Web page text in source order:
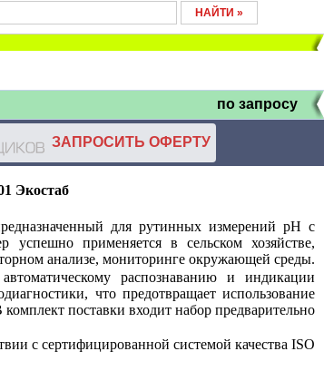
по запросу
ЗАПРОСИТЬ ОФЕРТУ
Экостаб
для рутинных измерений pH с
применяется в сельском хозяйстве,
анализе, мониторинге окружающей среды.
распознаванию и индикации
что предотвращает использование
поставки входит набор предварительно
с сертифицированной системой качества ISO